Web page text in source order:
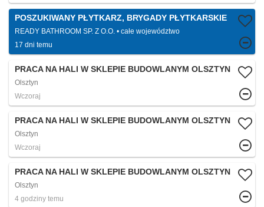
POSZUKIWANY PŁYTKARZ, BRYGADY PŁYTKARSKIE
READY BATHROOM SP. Z O.O.
całe województwo
17 dni temu
PRACA NA HALI W SKLEPIE BUDOWLANYM OLSZTYN
Olsztyn
Wczoraj
PRACA NA HALI W SKLEPIE BUDOWLANYM OLSZTYN
Olsztyn
Wczoraj
PRACA NA HALI W SKLEPIE BUDOWLANYM OLSZTYN
Olsztyn
4 godziny temu